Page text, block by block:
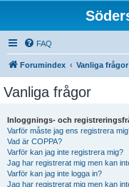
FAQ
Forumindex Vanliga frågor
Vanliga frågor
Inloggnings- och
Varför måste jag ens registrera
Vad är COPPA?
Varför kan jag inte registrera mig?
Jag har registrerat mig men kan
Varför kan jag inte logga in?
Jag har registrerat mig men kan